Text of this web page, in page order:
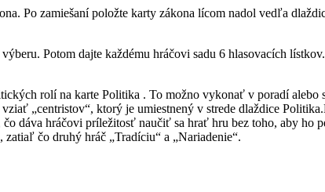
Po zamiešaní položte karty zákona lícom nadol vedľa
Potom dajte každému hráčovi sadu 6 hlasovacích
rolí na karte Politika . To možno vykonať v poradí
„centristov“, ktorý je umiestnený v strede dlaždice
dáva hráčovi príležitosť naučiť sa hrať hru bez toho, aby ho
čo druhý hráč „Tradíciu“ a „Nariadenie“.